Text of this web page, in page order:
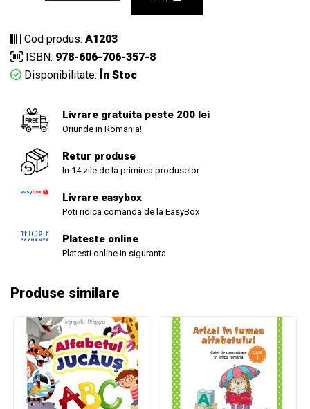
Cod produs: A1203
ISBN: 978-606-706-357-8
Disponibilitate: În Stoc
Livrare gratuita peste 200 lei
Oriunde in Romania!
Retur produse
In 14 zile de la primirea produselor
Livrare easybox
Poti ridica comanda de la EasyBox
Plateste online
Platesti online in siguranta
Produse similare